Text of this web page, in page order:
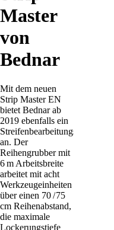
Master
von
Bednar
Mit dem neuen
Strip Master EN
bietet Bednar ab
2019 ebenfalls ein
Streifenbearbeitungsgerät
an. Der
Reihengrubber mit
6 m Arbeitsbreite
arbeitet mit acht
Werkzeugeinheiten
über einen 70 / 75
cm Reihenabstand,
die maximale
Lockerungstiefe